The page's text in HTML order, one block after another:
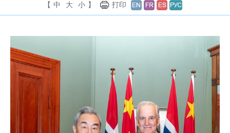
【 中 大 小 】 打印